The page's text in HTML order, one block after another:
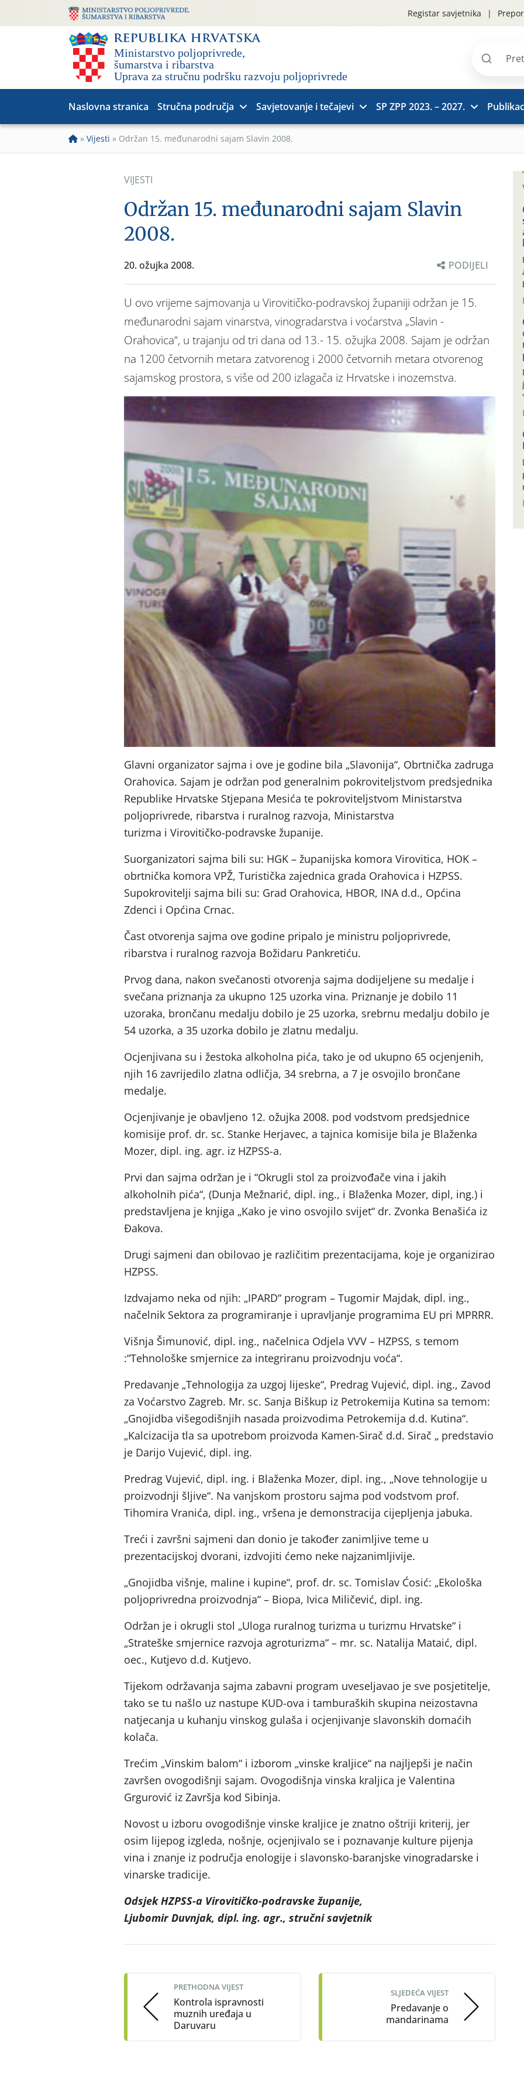
Registar savjetnika
Pretraži
Naslovna stranica Stručna područja Savjetovanje i tečajevi SP ZPP 2023. – 2027.
» Vijesti » Održan 15. međunarodni sajam Slavin 2008.
VIJESTI
Održan 15. međunarodni sajam Slavin
2008.
20. ožujka 2008. PODIJELI
U ovo vrijeme sajmovanja u Virovitičko-podravskoj županiji održan je 15.
međunarodni sajam vinarstva, vinogradarstva i voćarstva „Slavin -
Orahovica“, u trajanju od tri dana od 13.- 15. ožujka 2008. Sajam je održan
na 1200 četvornih metara zatvorenog i 2000 četvornih metara otvorenog
sajamskog prostora, s više od 200 izlagača iz Hrvatske i inozemstva.
Glavni organizator sajma i ove je godine bila „Slavonija“, Obrtnička zadruga
Orahovica. Sajam je održan pod generalnim pokroviteljstvom predsjednika
Republike Hrvatske Stjepana Mesića te pokroviteljstvom Ministarstva
poljoprivrede, ribarstva i ruralnog razvoja, Ministarstva
turizma i Virovitičko-podravske županije.
Suorganizatori sajma bili su: HGK – županijska komora Virovitica, HOK –
obrtnička komora VPŽ, Turistička zajednica grada Orahovica i HZPSS.
Supokrovitelji sajma bili su: Grad Orahovica, HBOR, INA d.d., Općina
Zdenci i Općina Crnac.
Čast otvorenja sajma ove godine pripalo je ministru poljoprivrede,
ribarstva i ruralnog razvoja Božidaru Pankretiću.
Prvog dana, nakon svečanosti otvorenja sajma dodijeljene su medalje i
svečana priznanja za ukupno 125 uzorka vina. Priznanje je dobilo 11
uzoraka, brončanu medalju dobilo je 25 uzorka, srebrnu medalju dobilo je
54 uzorka, a 35 uzorka dobilo je zlatnu medalju.
Ocjenjivana su i žestoka alkoholna pića, tako je od ukupno 65 ocjenjenih,
njih 16 zavrijedilo zlatna odličja, 34 srebrna, a 7 je osvojilo brončane
medalje.
Ocjenjivanje je obavljeno 12. ožujka 2008. pod vodstvom predsjednice
komisije prof. dr. sc. Stanke Herjavec, a tajnica komisije bila je Blaženka
Mozer, dipl. ing. agr. iz HZPSS-a.
Prvi dan sajma održan je i “Okrugli stol za proizvođače vina i jakih
alkoholnih pića“, (Dunja Mežnarić, dipl. ing., i Blaženka Mozer, dipl, ing.) i
predstavljena je knjiga „Kako je vino osvojilo svijet“ dr. Zvonka Benašića iz
Đakova.
Drugi sajmeni dan obilovao je različitim prezentacijama, koje je organizirao
HZPSS.
Izdvajamo neka od njih: „IPARD“ program – Tugomir Majdak, dipl. ing.,
načelnik Sektora za programiranje i upravljanje programima EU pri MPRRR.
Višnja Šimunović, dipl. ing., načelnica Odjela VVV – HZPSS, s temom
:“Tehnološke smjernice za integriranu proizvodnju voća“.
Predavanje „Tehnologija za uzgoj lijeske“, Predrag Vujević, dipl. ing., Zavod
za Voćarstvo Zagreb. Mr. sc. Sanja Biškup iz Petrokemija Kutina sa temom:
„Gnojidba višegodišnjih nasada proizvodima Petrokemija d.d. Kutina“.
„Kalcizacija tla sa upotrebom proizvoda Kamen-Sirač d.d. Sirač „ predstavio
je Darijo Vujević, dipl. ing.
Predrag Vujević, dipl. ing. i Blaženka Mozer, dipl. ing., „Nove tehnologije u
proizvodnji šljive“. Na vanjskom prostoru sajma pod vodstvom prof.
Tihomira Vranića, dipl. ing., vršena je demonstracija cijepljenja jabuka.
Treći i završni sajmeni dan donio je također zanimljive teme u
prezentacijskoj dvorani, izdvojiti ćemo neke najzanimljivije.
„Gnojidba višnje, maline i kupine“, prof. dr. sc. Tomislav Ćosić: „Ekološka
poljoprivredna proizvodnja“ – Biopa, Ivica Miličević, dipl. ing.
Održan je i okrugli stol „Uloga ruralnog turizma u turizmu Hrvatske“ i
„Strateške smjernice razvoja agroturizma“ – mr. sc. Natalija Mataić, dipl.
oec., Kutjevo d.d. Kutjevo.
Tijekom održavanja sajma zabavni program uveseljavao je sve posjetitelje,
tako se tu našlo uz nastupe KUD-ova i tamburaških skupina neizostavna
natjecanja u kuhanju vinskog gulaša i ocjenjivanje slavonskih domaćih
kolača.
Trećim „Vinskim balom“ i izborom „vinske kraljice“ na najljepši je način
završen ovogodišnji sajam. Ovogodišnja vinska kraljica je Valentina
Grgurović iz Završja kod Sibinja.
Novost u izboru ovogodišnje vinske kraljice je znatno oštriji kriterij, jer
osim lijepog izgleda, nošnje, ocjenjivalo se i poznavanje kulture pijenja
vina i znanje iz područja enologije i slavonsko-baranjske vinogradarske i
vinarske tradicije.
Odsjek HZPSS-a Virovitičko-podravske županije,
Ljubomir Duvnjak, dipl. ing. agr., stručni savjetnik
navigation
PRETHODNA VIJEST
Kontrola ispravnosti
muznih uređaja u
Daruvaru
SLJEDEĆA VIJEST
Predavanje o
mandarinama